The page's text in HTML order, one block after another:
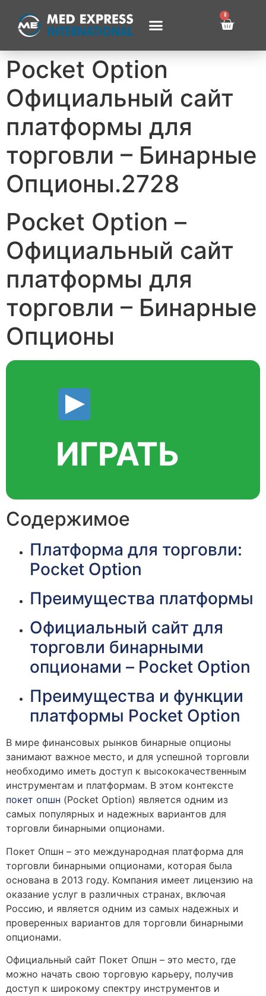
0
Pocket Option
Официальный сайт
платформы для
торговли – Бинарные
Опционы.2728
Pocket Option –
Официальный сайт
платформы для
торговли – Бинарные
Опционы
ИГРАТЬ
Содержимое
Платформа для торговли:
Pocket Option
Преимущества платформы
Официальный сайт для
торговли бинарными
опционами – Pocket Option
Преимущества и функции
платформы Pocket Option
В мире финансовых рынков бинарные опционы
занимают важное место, и для успешной торговли
необходимо иметь доступ к высококачественным
инструментам и платформам. В этом контексте
покет опшн (Pocket Option) является одним из
самых популярных и надежных вариантов для
торговли бинарными опционами.
Покет Опшн – это международная платформа для
торговли бинарными опционами, которая была
основана в 2013 году. Компания имеет лицензию на
оказание услуг в различных странах, включая
Россию, и является одним из самых надежных и
проверенных вариантов для торговли бинарными
опционами.
Официальный сайт Покет Опшн – это место, где
можно начать свою торговую карьеру, получив
доступ к широкому спектру инструментов и